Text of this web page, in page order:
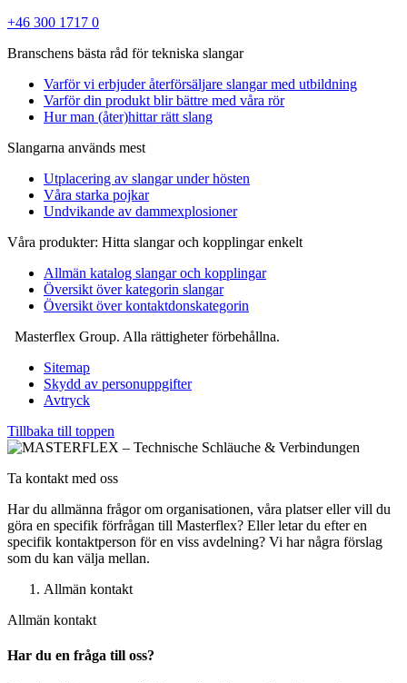
+46 300 1717 0
Branschens bästa råd för tekniska slangar
Varför vi erbjuder återförsäljare slangar med utbildning
Varför din produkt blir bättre med våra rör
Hur man (åter)hittar rätt slang
Slangarna används mest
Utplacering av slangar under hösten
Våra starka pojkar
Undvikande av dammexplosioner
Våra produkter: Hitta slangar och kopplingar enkelt
Allmän katalog slangar och kopplingar
Översikt över kategorin slangar
Översikt över kontaktdonskategorin
Masterflex Group. Alla rättigheter förbehållna.
Sitemap
Skydd av personuppgifter
Avtryck
Tillbaka till toppen
Ta kontakt med oss
Har du allmänna frågor om organisationen, våra platser eller vill du
göra en specifik förfrågan till Masterflex? Eller letar du efter en
specifik kontaktperson för en viss avdelning? Vi har några förslag
som du kan välja mellan.
Allmän kontakt
Allmän kontakt
Har du en fråga till oss?